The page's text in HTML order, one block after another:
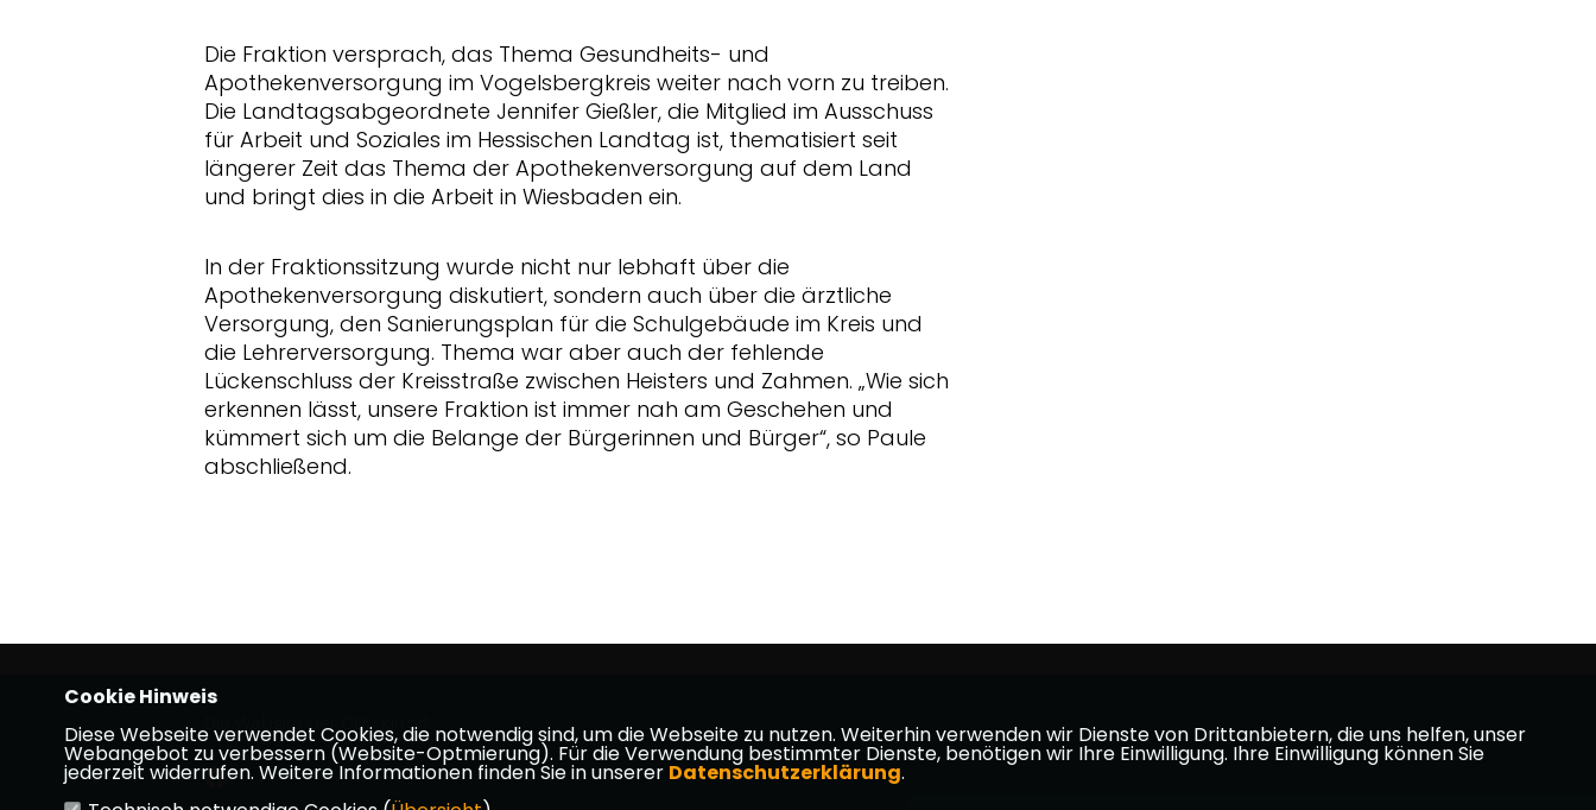
Die Fraktion versprach, das Thema Gesundheits- und
Apothekenversorgung im Vogelsbergkreis weiter nach vorn zu treiben.
Die Landtagsabgeordnete Jennifer Gießler, die Mitglied im Ausschuss
für Arbeit und Soziales im Hessischen Landtag ist, thematisiert seit
längerer Zeit das Thema der Apothekenversorgung auf dem Land
und bringt dies in die Arbeit in Wiesbaden ein.
In der Fraktionssitzung wurde nicht nur lebhaft über die
Apothekenversorgung diskutiert, sondern auch über die ärztliche
Versorgung, den Sanierungsplan für die Schulgebäude im Kreis und
die Lehrerversorgung. Thema war aber auch der fehlende
Lückenschluss der Kreisstraße zwischen Heisters und Zahmen. „Wie sich
erkennen lässt, unsere Fraktion ist immer nah am Geschehen und
kümmert sich um die Belange der Bürgerinnen und Bürger“, so Paule
abschließend.
Die Website der CDU Kirtorf
Cookie Hinweis
Diese Webseite verwendet Cookies, die notwendig sind, um die Webseite zu nutzen. Weiterhin verwenden wir Dienste von Drittanbietern, die uns helfen, unser
Webangebot zu verbessern (Website-Optmierung). Für die Verwendung bestimmter Dienste, benötigen wir Ihre Einwilligung. Ihre Einwilligung können Sie
jederzeit widerrufen. Weitere Informationen finden Sie in unserer Datenschutzerklärung.